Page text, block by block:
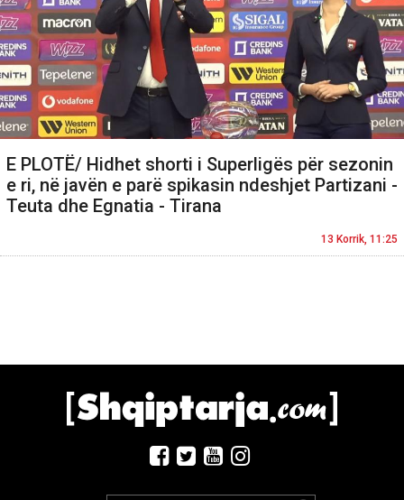
E PLOTË/ Hidhet shorti i Superligës për sezonin
e ri, në javën e parë spikasin ndeshjet Partizani -
Teuta dhe Egnatia - Tirana
13 Korrik, 11:25